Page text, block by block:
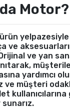
Motor?
yelpazesiyle
ve
ve yan
yardımcı
ve müşteri